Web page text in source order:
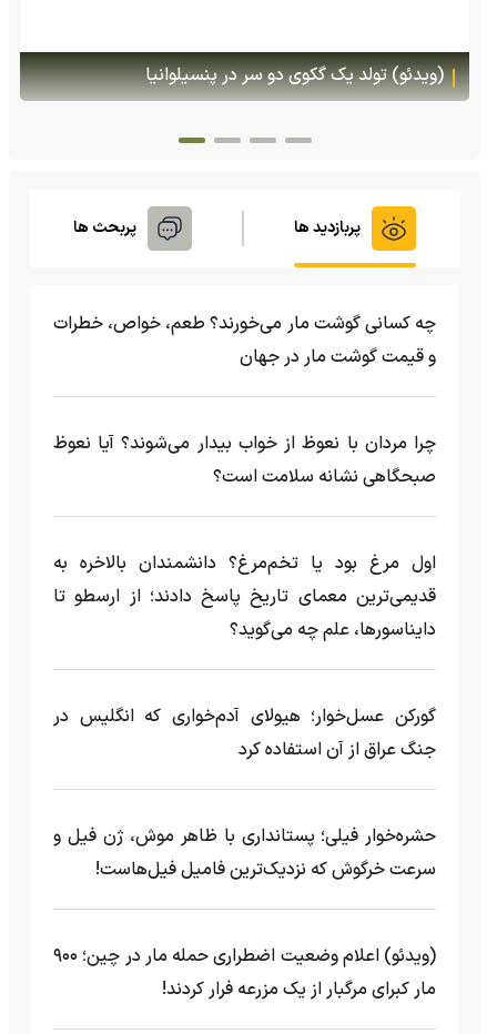
(ویدئو) تصاویر شگفت‌انگیز از مارمولک گلو بادبزنی که
هنگام خطر یک مایع چسبناک از بدنش پرتاب می‌کند
پربازدید ها پربحث ها
چه کسانی گوشت مار می‌خورند؟ طعم، خواص، خطرات
و قیمت گوشت مار در جهان
چرا مردان با نعوظ از خواب بیدار می‌شوند؟ آیا نعوظ
صبحگاهی نشانه سلامت است؟
اول مرغ بود یا تخم‌مرغ؟ دانشمندان بالاخره به
قدیمی‌ترین معمای تاریخ پاسخ دادند؛ از ارسطو تا
دایناسورها، علم چه می‌گوید؟
گورکن عسل‌خوار؛ هیولای آدم‌خواری که انگلیس در
جنگ عراق از آن استفاده کرد
حشره‌خوار فیلی؛ پستانداری با ظاهر موش، ژن فیل و
سرعت خرگوش که نزدیک‌ترین فامیل فیل‌هاست!
(ویدئو) اعلام وضعیت اضطراری حمله مار‌ در چین؛ ۹۰۰
مار کبرای مرگبار از یک مزرعه‌ فرار کردند!